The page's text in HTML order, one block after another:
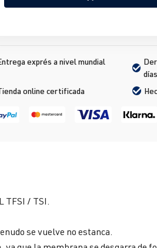
exprés a nivel mundial
días
online certificada
TFSI / TSI.
se vuelve no estanca.